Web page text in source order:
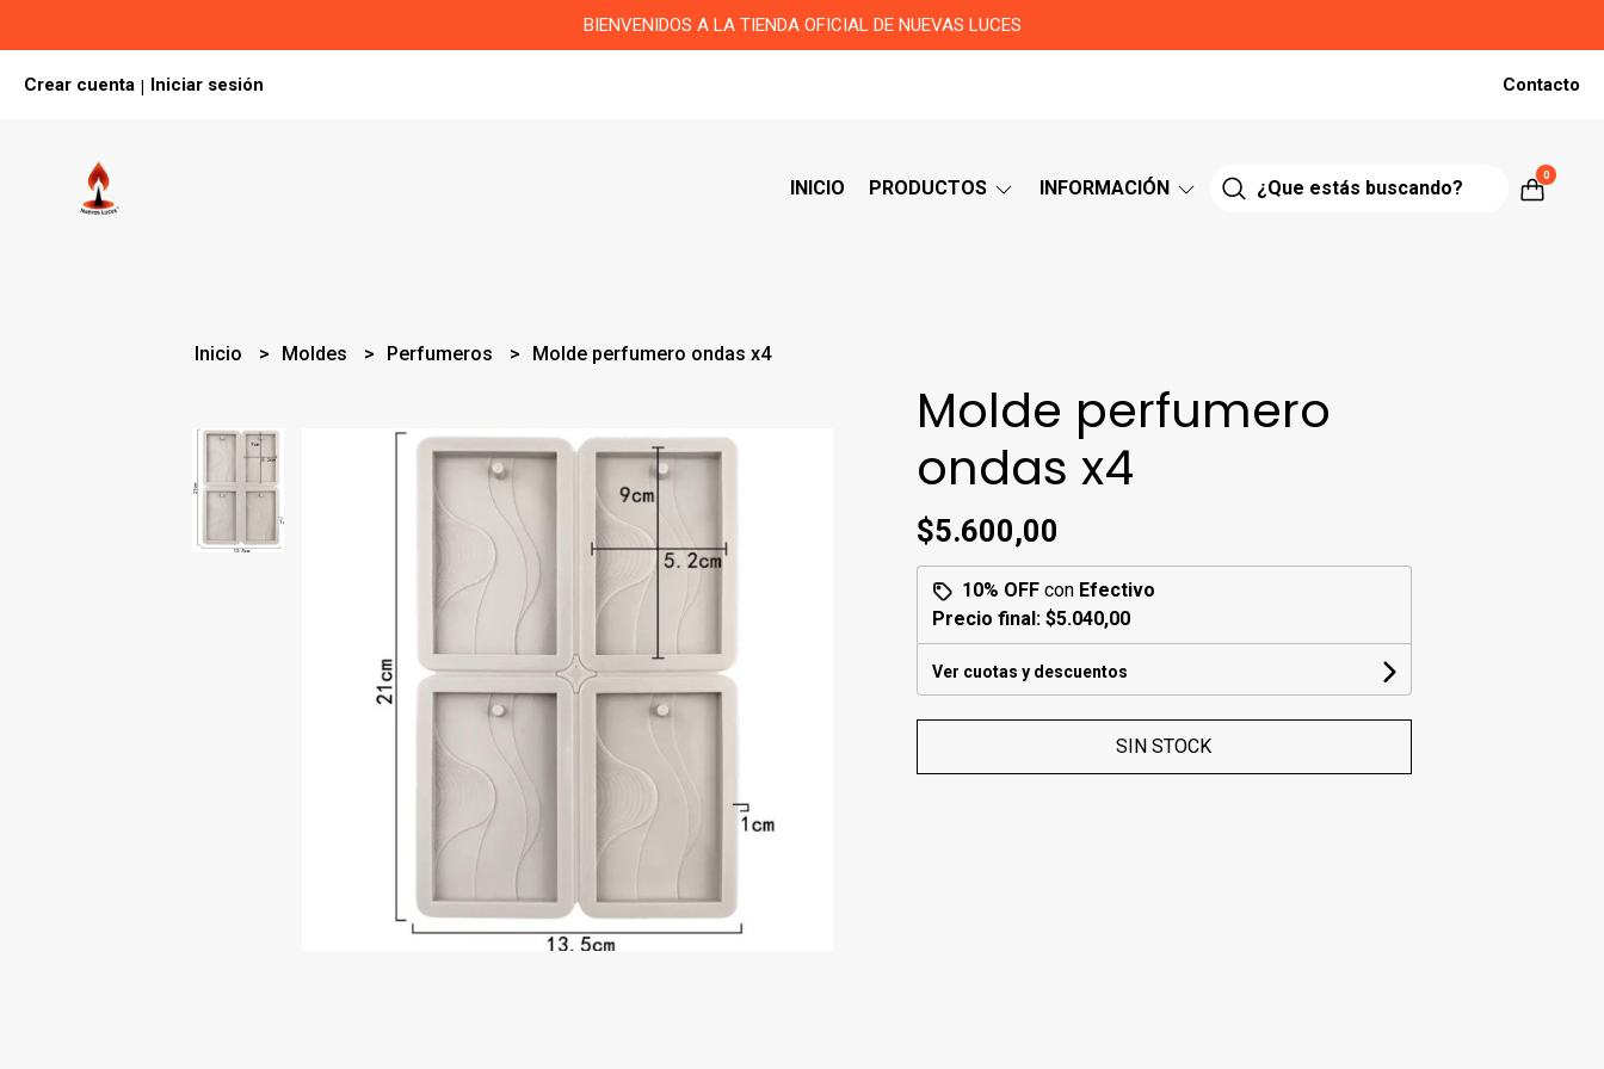
BIENVENIDOS A LA TIENDA OFICIAL DE NUEVAS LUCES
Crear cuenta | Iniciar sesión Contacto
INICIO PRODUCTOS INFORMACIÓN
0
Inicio Moldes Perfumeros Molde perfumero ondas x4
Molde perfumero
ondas x4
$5.600,00
10% OFFcon Efectivo
Precio final: $5.040,00
Ver cuotas y descuentos
SIN STOCK